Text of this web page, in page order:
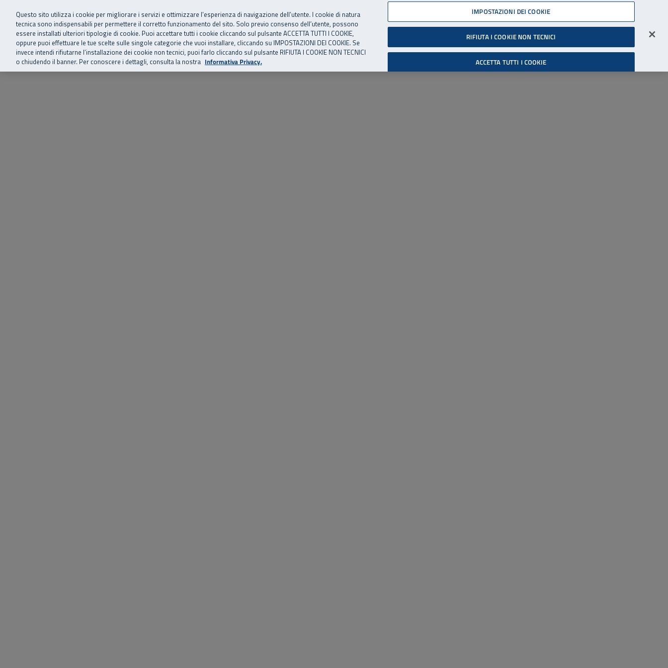
Vai al menu principale
Vai al contenuto principale
Vai al Footer 06 45539607
SuperAbile - il Contact Center Inail per il mondo della disabilità
Home Chi siamo Storie, news ed eventi Risorse utili Supporto Accessibilità
Cerca
Accedi all'area riservata
Questo sito utilizza i cookie per migliorare i servizi e ottimizzare l’esperienza di navigazione dell’utente. I cookie di natura
tecnica sono indispensabili per permettere il corretto funzionamento del sito. Solo previo consenso dell’utente, possono
essere installati ulteriori tipologie di cookie. Puoi accettare tutti i cookie cliccando sul pulsante ACCETTA TUTTI I COOKIE,
oppure puoi effettuare le tue scelte sulle singole categorie che vuoi installare, cliccando su IMPOSTAZIONI DEI COOKIE. Se
invece intendi rifiutarne l’installazione dei cookie non tecnici, puoi farlo cliccando sul pulsante RIFIUTA I COOKIE NON TECNICI
o chiudendo il banner. Per conoscere i dettagli, consulta la nostra Informativa Privacy.
IMPOSTAZIONI DEI COOKIE
RIFIUTA I COOKIE NON TECNICI
ACCETTA TUTTI I COOKIE